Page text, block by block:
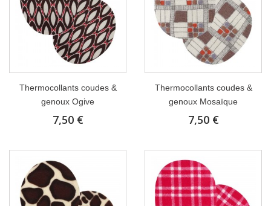
Thermocollants coudes &
genoux Ogive
7,50 €
Thermocollants coudes &
genoux Mosaïque
7,50 €